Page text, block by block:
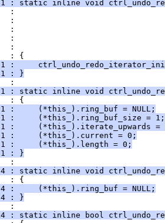
: static inline void
:
:
:
:
:
: {
:
: }
:
: static inline void
: {
:     (*this_).ring_buf = NULL;
:     (*this_).ring_buf_size = 1;
:     (*this_).iterate_upwards =
:     (*this_).current = 0;
:     (*this_).length = 0;
: }
:
: static inline void
: {
:     (*this_).ring_buf = NULL;
: }
:
: static inline bool